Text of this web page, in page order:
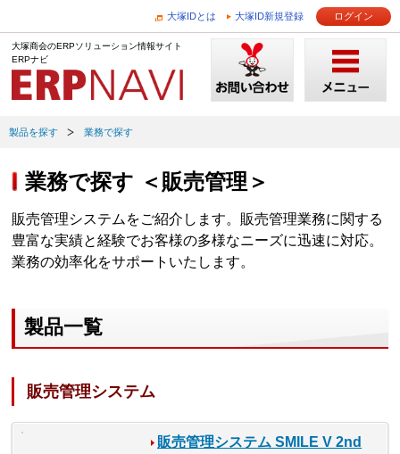
大塚IDとは 大塚ID新規登録 ログイン
大塚商会のERPソリューション情報サイト
ERPナビ
製品を探す 業務で探す
業務で探す ＜販売管理＞
販売管理システムをご紹介します。販売管理業務に関する
豊富な実績と経験でお客様の多様なニーズに迅速に対応。
業務の効率化をサポートいたします。
製品一覧
販売管理システム
販売管理システム SMILE V 2nd